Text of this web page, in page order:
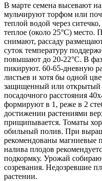
В марте семена высевают
мульчируют торфом или
теплой водой через
теплое (около 25°С) место.
снимают, рассаду
суток температуру
повышают до 20-22°С. В
пикируют. 60-65-дневную
листьев и хотя бы одной
защищенный или открытый
посадочного расстояния
формируют в 1, реже в 2
достижении растениями
прищипывается. Томаты
обильный полив. При
рекомендованы магниевые
налива плодов
подкормку. Урожай
созревания. Недозревшие
растении.